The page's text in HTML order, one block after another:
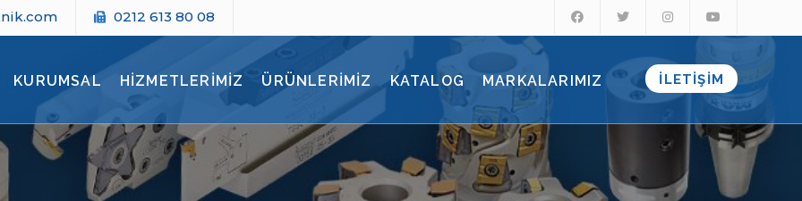
0212 613 80 08
KURUMSAL HİZMETLERİMİZ ÜRÜNLERİMİZ KATALOG MARKALARIMIZ İLETİŞİM